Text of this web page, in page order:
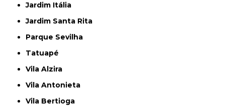
Jardim Itália
Jardim Santa Rita
Parque Sevilha
Tatuapé
Vila Alzira
Vila Antonieta
Vila Bertioga